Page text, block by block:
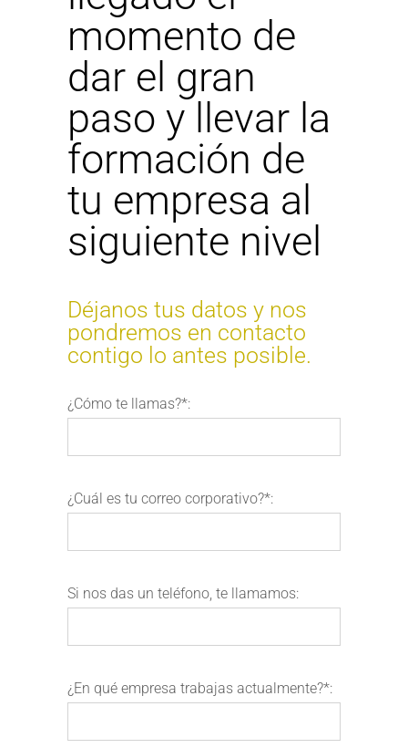
momento de
dar el gran
paso y llevar la
formación de
tu empresa al
siguiente nivel
Déjanos tus datos y nos
pondremos en contacto
contigo lo antes posible.
¿Cómo te llamas?*:
¿Cuál es tu correo corporativo?*:
Si nos das un teléfono, te llamamos:
¿En qué empresa trabajas actualmente?*: